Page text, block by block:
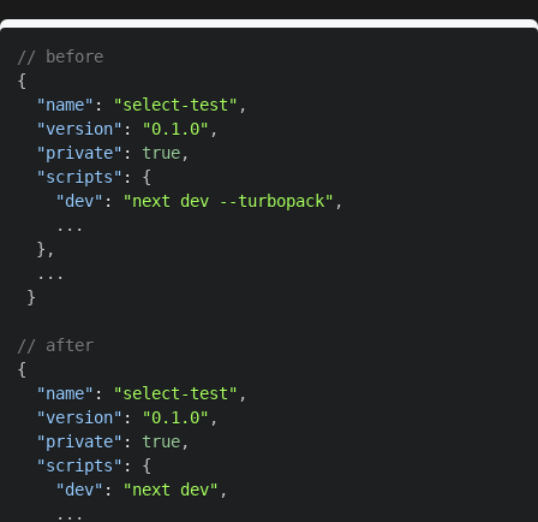
// before
{
"name" : "select-test" ,
"version" : "0.1.0" ,
"private" : true,
"scripts" :
{
"dev" : "next dev --turbopack" ,
} ,
}
// after
{
"name" : "select-test" ,
"version" : "0.1.0" ,
"private" : true,
"scripts" :
{
"dev" : "next dev" ,